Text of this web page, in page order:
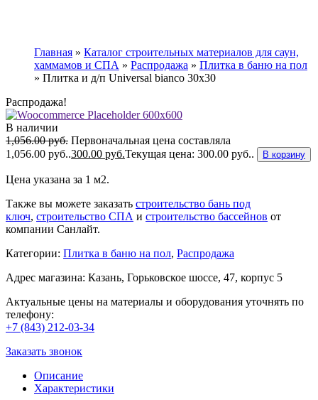
Главная » Каталог строительных материалов для саун,
хаммамов и СПА » Распродажа » Плитка в баню на пол
» Плитка и д/п Universal bianco 30х30
Распродажа!
В наличии
1,056.00руб. Первоначальная цена составляла
1,056.00 руб..300.00 руб.Текущая цена: 300.00 руб.. В корзину
Цена указана за 1 м2.
Также вы можете заказать строительство бань под
ключ, строительство СПА и строительство бассейнов от
компании Санлайт.
Категории: Плитка в баню на пол, Распродажа
Адрес магазина: Казань, Горьковское шоссе, 47, корпус 5
Актуальные цены на материалы и оборудования уточнять по
телефону:
+7 (843) 212-03-34
Заказать звонок
Описание
Характеристики